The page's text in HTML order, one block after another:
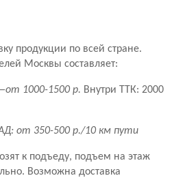
продукции по всей стране.
Москвы составляет:
от 1000-1500 р. Внутри ТТК: 2000
от 350-500 р./10 км пути
к подъеду, подъем на этаж
Возможна доставка